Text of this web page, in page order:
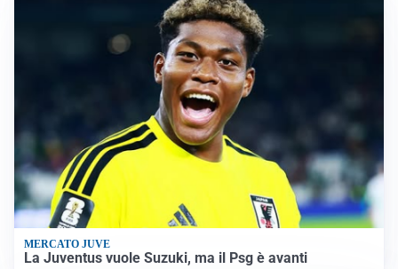
MERCATO JUVE
La Juventus vuole Suzuki, ma il Psg è avanti